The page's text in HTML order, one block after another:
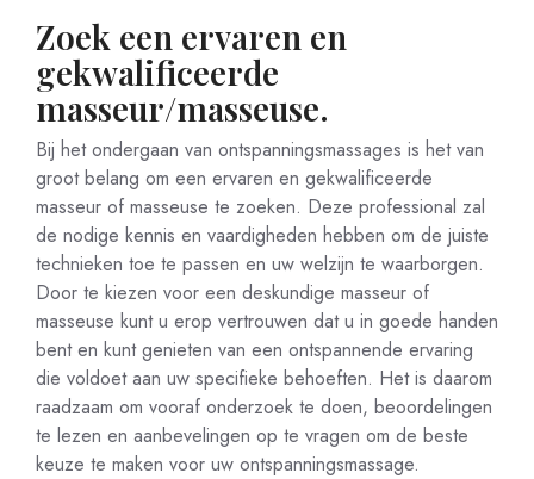
Zoek een ervaren en
gekwalificeerde
masseur/masseuse.
Bij het ondergaan van ontspanningsmassages is het van
groot belang om een ervaren en gekwalificeerde
masseur of masseuse te zoeken. Deze professional zal
de nodige kennis en vaardigheden hebben om de juiste
technieken toe te passen en uw welzijn te waarborgen.
Door te kiezen voor een deskundige masseur of
masseuse kunt u erop vertrouwen dat u in goede handen
bent en kunt genieten van een ontspannende ervaring
die voldoet aan uw specifieke behoeften. Het is daarom
raadzaam om vooraf onderzoek te doen, beoordelingen
te lezen en aanbevelingen op te vragen om de beste
keuze te maken voor uw ontspanningsmassage.